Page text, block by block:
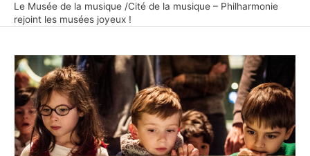
Menu
Le Musée de la musique /Cité de la musique – Philharmonie
rejoint les musées joyeux !